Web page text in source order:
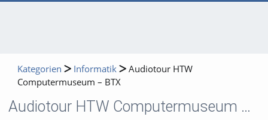
Kategorien Informatik
Audiotour HTW
Computermuseum – BTX
Audiotour HTW Computermuseum – BTX